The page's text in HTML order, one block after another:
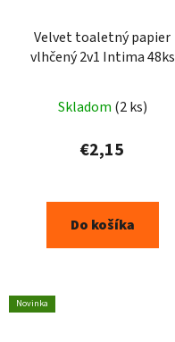
Velvet toaletný papier
vlhčený 2v1 Intima 48ks
Skladom (2 ks)
€2,15
Do košíka
Novinka